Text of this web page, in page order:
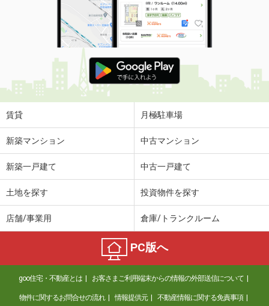
賃貸 月極駐車場
新築マンション 中古マンション
新築一戸建て 中古一戸建て
土地を探す 投資物件を探す
店舗/事業用 倉庫/トランクルーム
PC版へ
goo住宅・不動産とは お客さまご利用端末からの情報の外部送信について
物件に関するお問合せの流れ 情報提供元 不動産情報に関する免責事項